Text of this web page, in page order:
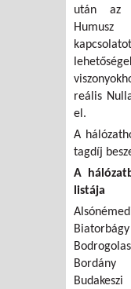
után az
reális
el.
A
tagdíj
A
listája
Biatorbágy
Bordány
Budakeszi